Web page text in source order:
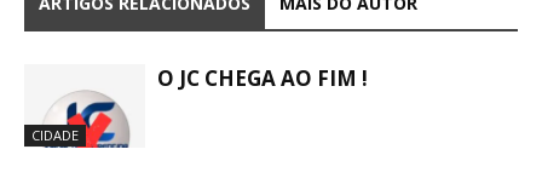
CIDADE
O JC CHEGA AO FIM !